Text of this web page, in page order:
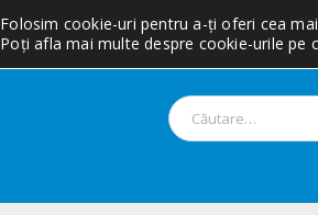
Folosim cookie-uri pentru a-ți oferi cea
Poți afla mai multe despre cookie-urile pe